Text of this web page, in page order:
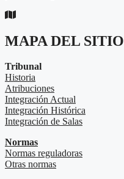
MAPA DEL SITIO
Tribunal
Historia
Atribuciones
Integración Actual
Integración Histórica
Integración de Salas
Normas
Normas reguladoras
Otras normas